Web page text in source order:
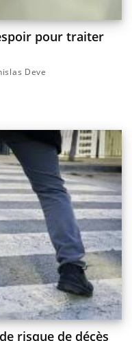
pour traiter
Deve
risque de décès